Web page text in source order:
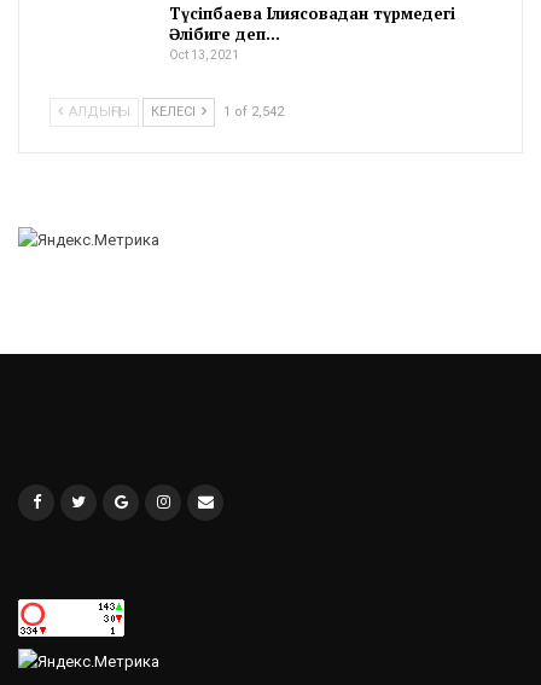
Түсіпбаева Ілиясовадан түрмедегі
Әлібиге деп…
Oct 13, 2021
АЛДЫҢҒЫ КЕЛЕСІ 1 of 2,542